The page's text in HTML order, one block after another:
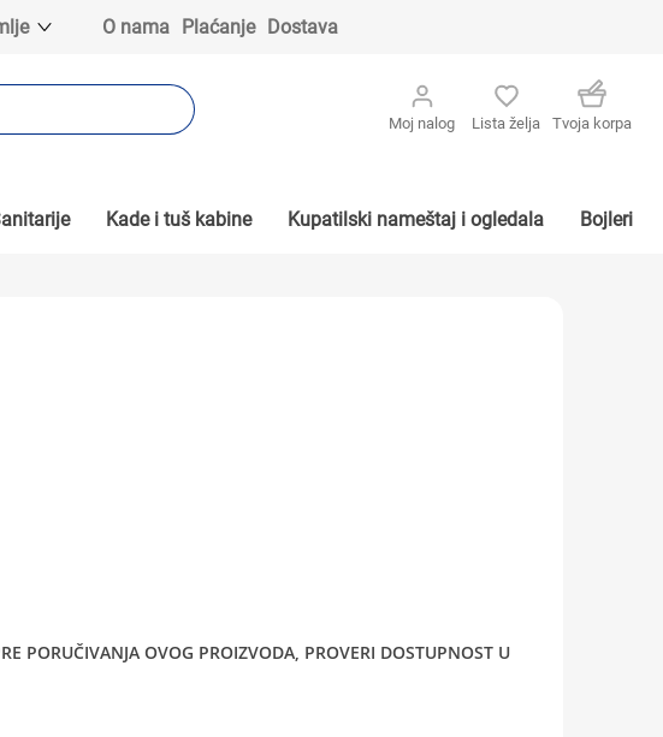
O nama Plaćanje Dostava
Moj nalog Lista želja Tvoja korpa
Kade i tuš kabine Kupatilski nameštaj i ogledala Bojleri
OVOG PROIZVODA, PROVERI DOSTUPNOST U